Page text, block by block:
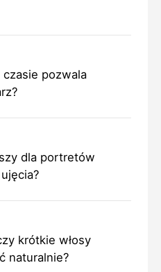
pozwala
dla portretów
krótkie włosy
naturalnie?